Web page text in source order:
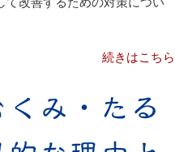
続きはこちら
くみ・たる